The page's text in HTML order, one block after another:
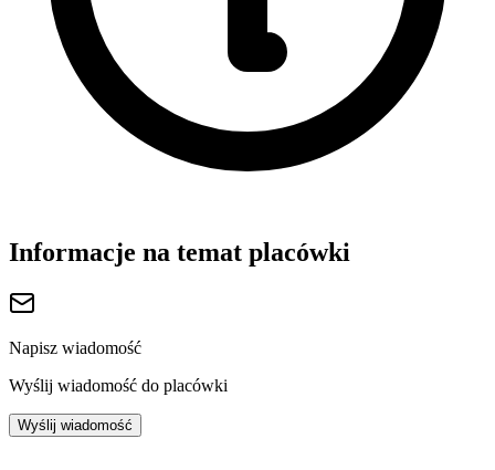
Informacje na temat placówki
Napisz wiadomość
Wyślij wiadomość do placówki
Wyślij wiadomość